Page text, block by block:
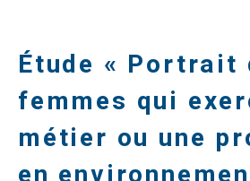
Étude « Portrait
femmes qui
métier ou une